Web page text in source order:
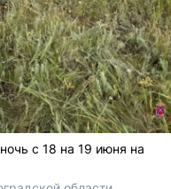
с 18 на 19 июня на